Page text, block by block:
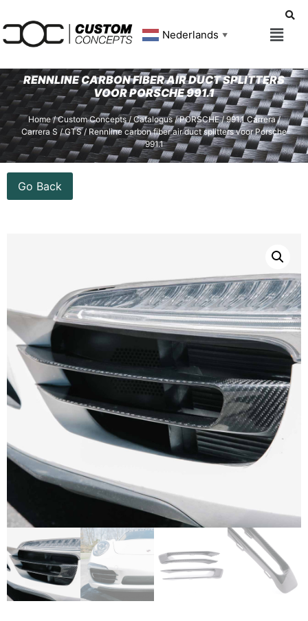
Nederlands ▼
RENNLINE CARBON FIBER AIR DUCT SPLITTERS
VOOR PORSCHE 991.1
Home/Custom Concepts/ Catalogus/PORSCHE/991.1 Carrera /
Carrera S / GTS/ Rennline carbon fiber air duct splitters voor Porsche
991.1
Go Back